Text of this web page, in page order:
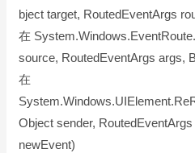
bject target, RoutedEventArgs
在
source, RoutedEventArgs args,
在
Object sender,
newEvent)